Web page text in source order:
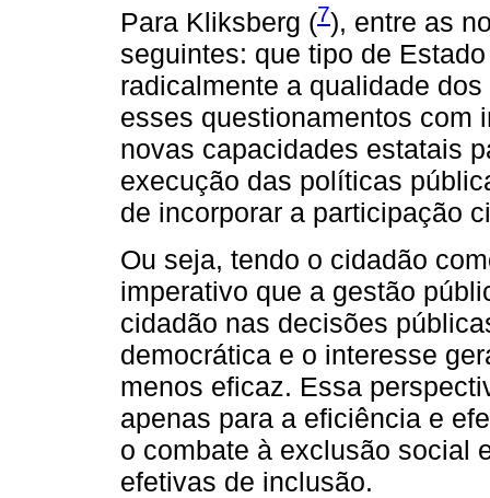
Para Kliksberg (7), entre as
seguintes: que tipo de
radicalmente a qualidade
esses questionamentos com
novas capacidades estatais
execução das políticas
de incorporar a participação
Ou seja, tendo o cidadão
imperativo que a gestão
cidadão nas decisões
democrática e o interesse
menos eficaz. Essa
apenas para a eficiência e
o combate à exclusão social
efetivas de inclusão.